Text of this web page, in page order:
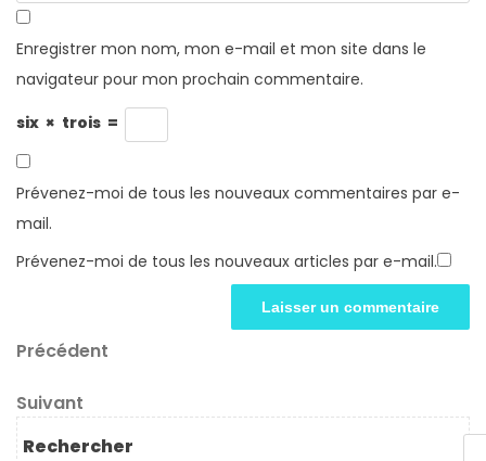
Enregistrer mon nom, mon e-mail et mon site dans le
navigateur pour mon prochain commentaire.
six × trois =
Prévenez-moi de tous les nouveaux commentaires par e-
mail.
Prévenez-moi de tous les nouveaux articles par e-mail.
Navigation
de
l’article
Article
Précédent
Article
suivant
Suivant
Rechercher